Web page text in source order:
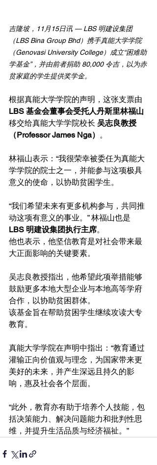
吉隆坡，11月15日讯 — LBS 明建设集团
（LBS Bina Group Bhd）携手真能大学学院
（Genovasi University College）成立“困难助
学基金”，并由前者捐助 80,000 令吉，以为赤
贫家庭的学生提供奖学金。
根据真能大学学院的声明，这张支票由
LBS 基金会董事会受托人丹斯里林福山
移交给真能大学学院校长 吴志良教授
（Professor James Nga） 。
林福山表示：“我很荣幸被委任为真能大
学学院的院士之一，并能参与这项极具
意义的使命，以协助贫困学生。
“我们希望未来有更多机构参与，共同推
动这项有意义的事业。” 林福山也是
LBS 明建设集团执行主席。
他也表示，他坚信教育是对社会带来最
大正面影响的关键要素。
吴志良教授指出，他希望此项举措能够
鼓励更多本地大型企业与本地高等学府
合作，以协助贫困群体。
该基金旨在帮助贫困学生继续攻读大专
教育。
真能大学学院在声明中指出：“教育通过
灌输正向价值观与理念，为国家带来更
美好的未来，并产生深远且持久的影
响，惠及社会各个层面。
“此外，教育亦有助于培养个人技能，包
括决策能力、解决问题能力和批判性思
维，并提升生活品质与经济福祉。”